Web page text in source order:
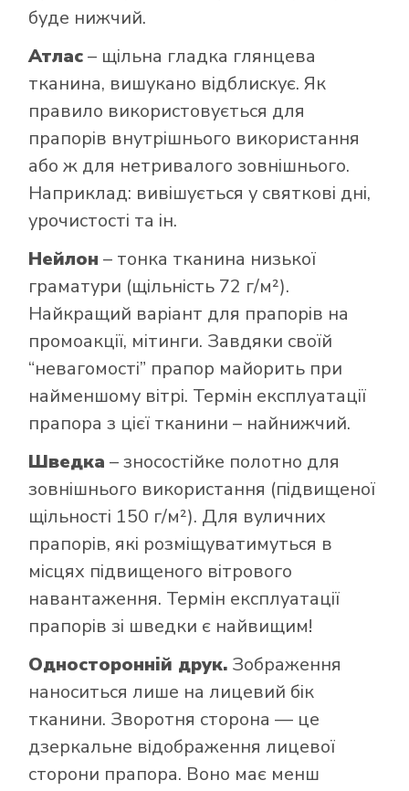
буде нижчий.
Атлас– щільна гладка глянцева
тканина, вишукано відблискує. Як
правило використовується для
прапорів внутрішнього використання
або ж для нетривалого зовнішнього.
Наприклад: вивішується у святкові дні,
урочистості та ін.
Нейлон – тонка тканина низької
граматури (щільність 72 г/м²).
Найкращий варіант для прапорів на
промоакції, мітинги. Завдяки своїй
“невагомості” прапор майорить при
найменшому вітрі. Термін експлуатації
прапора з цієї тканини – найнижчий.
Шведка – зносостійке полотно для
зовнішнього використання (підвищеної
щільності 150 г/м²). Для вуличних
прапорів, які розміщуватимуться в
місцях підвищеного вітрового
навантаження. Термін експлуатації
прапорів зі шведки є найвищим!
Односторонній друк. Зображення
наноситься лише на лицевий бік
тканини. Зворотня сторона — це
дзеркальне відображення лицевої
сторони прапора. Воно має менш